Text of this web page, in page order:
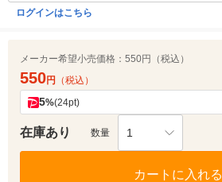
ログインはこちら
メーカー希望小売価格： 550円（税込）
550円 （税込）
5%(24pt)
在庫あり 数量 1
カートに入れる